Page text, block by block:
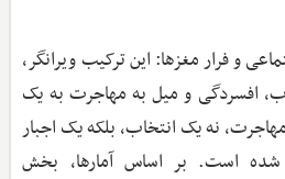
و فرار مغزها: این ترکیب ویرانگر،
افسردگی و میل به مهاجرت به یک
نه یک انتخاب، بلکه یک اجبار
است. بر اساس آمارها، بخش